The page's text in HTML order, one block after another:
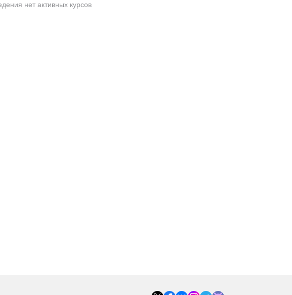
нет активных курсов